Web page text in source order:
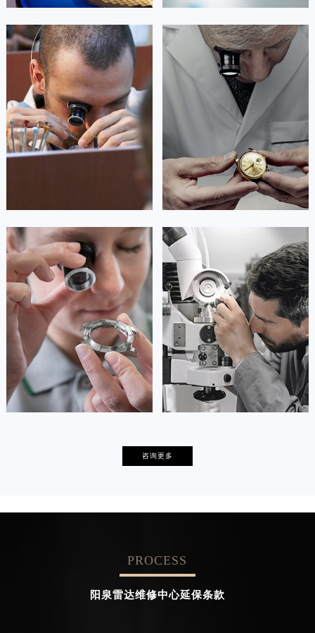
艾德琳·亚历桑德拉
资深雷达技师
是雷达维修服务中心
(雷达保养维修中心)
的高级技师之一
Guangzhou Rado Maintain center
 广州雷达维修
艾莉森·安吉莉亚
资深雷达技师
是雷达维修服务中心
(雷达保养维修中心)
的高级技师之一
Shenzhen Rado Maintain center
 深圳雷达维修
安尼塔·阿普里尔
资深雷达技师
是雷达维修服务中心
(雷达保养维修中心)
的高级技师之一
Tianjin Rado Maintain center
 天津雷达维修
贝亚特·布兰奇
资深雷达技师
是雷达维修服务中心
(雷达保养维修中心)
的高级技师之一
Nanjing Rado Maintain center
 上海雷达保养
辛迪·克莱门特
资深雷达技师

咨询更多
PROCESS
阳泉雷达维修中心延保条款